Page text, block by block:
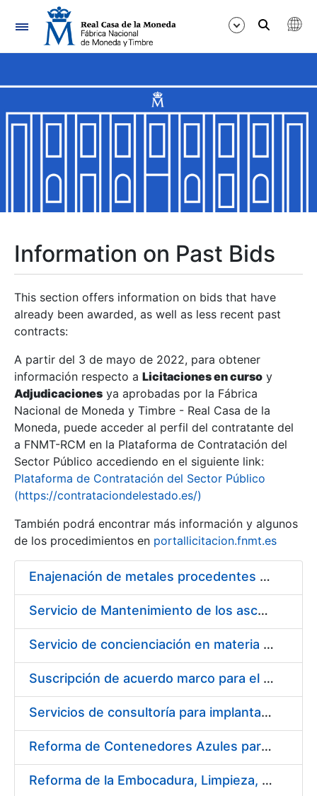
Navigation
Show/Hide
Show/Hide
Show/Hide
Show/Hide
Show/Hide
Show/Hide
Information on Past Bids
This section offers information on bids that have
already been awarded, as well as less recent past
contracts:
A partir del 3 de mayo de 2022, para obtener
información respecto a Licitaciones en curso y
Adjudicaciones ya aprobadas por la Fábrica
Nacional de Moneda y Timbre - Real Casa de la
Moneda, puede acceder al perfil del contratante del
a FNMT-RCM en la Plataforma de Contratación del
Sector Público accediendo en el siguiente link:
Plataforma de Contratación del Sector Público
(https://contrataciondelestado.es/)
También podrá encontrar más información y algunos
de los procedimientos en portallicitacion.fnmt.es
Enajenación de metales procedentes de desmonetización
Servicio de Mantenimiento de los ascensores, montacargas y plataformas de minusválidos instalados en la FNMT-RCM
Servicio de concienciación en materia de prevención de riesgos laborales
Suscripción de acuerdo marco para el servicio de diseño y producción del material gráfico necesario para el desarrollo de la actividad comercial, institucional y cultural de la entidad pública empresarial Fábrica Nacional de Moneda y Timbre-Real Casa de la Moneda (FNMT-RCM)
Servicios de consultoría para implantación por fases de un sistema de gestión del ciclo de vida de las aplicaciones en el área de desarrollo de CERES (fase 2)
Reforma de Contenedores Azules para Transporte y Almacenaje de Cospel de Acuñar Moneda
Reforma de la Embocadura, Limpieza, Pintado y Numerado de 700 Contenedores Verdes para Moneda